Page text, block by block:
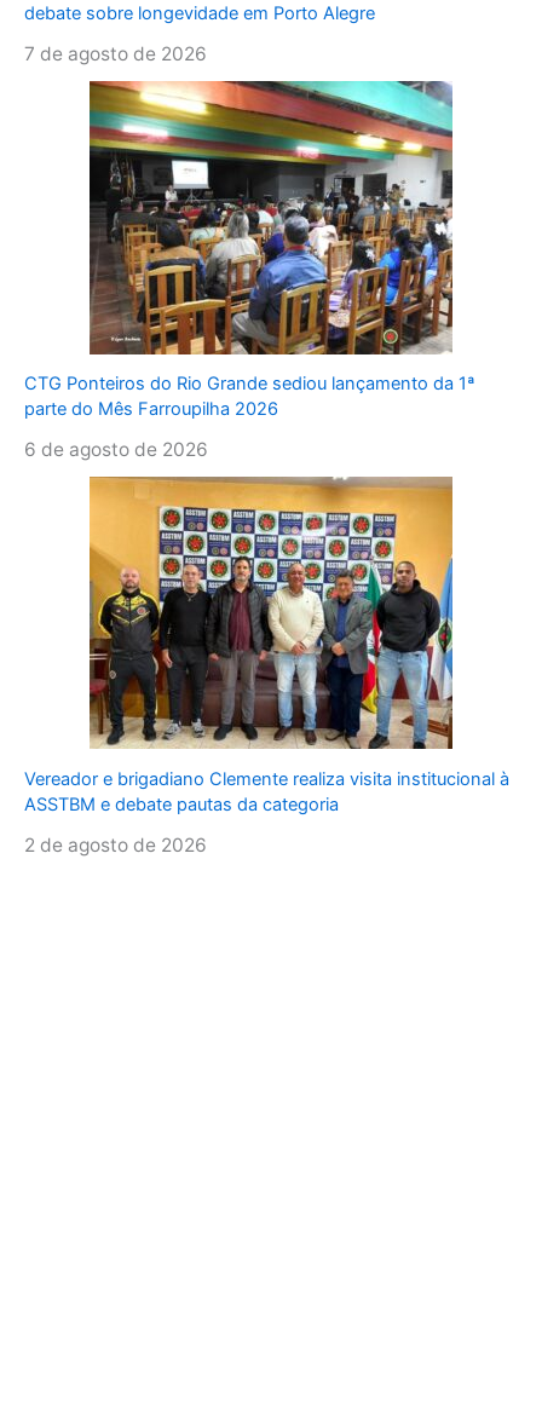
debate sobre longevidade em Porto Alegre
7 de agosto de 2026
CTG Ponteiros do Rio Grande sediou lançamento da 1ª
parte do Mês Farroupilha 2026
6 de agosto de 2026
Vereador e brigadiano Clemente realiza visita institucional à
ASSTBM e debate pautas da categoria
2 de agosto de 2026